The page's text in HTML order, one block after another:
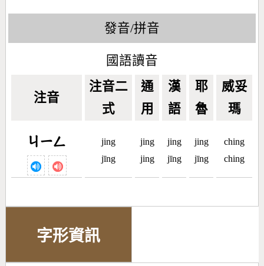
發音/拼音
國語讀音
注音
注音二
式
通
用
漢
語
耶
魯
威妥
瑪
ㄐㄧㄥ
jing
jīng
jing
jing
jing
jīng
jing
jīng
ching
ching
字形資訊